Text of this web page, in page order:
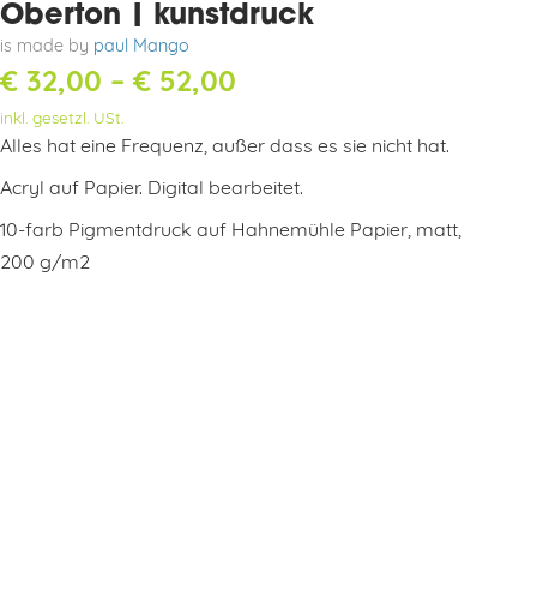
Oberton | kunstdruck
is made by paul Mango
€ 32,00 –€ 52,00
€ 52,00
inkl. gesetzl. USt.
Alles hat eine Frequenz, außer dass es sie nicht hat.
Acryl auf Papier. Digital bearbeitet.
10-farb Pigmentdruck auf Hahnemühle Papier, matt,
200 g/m2